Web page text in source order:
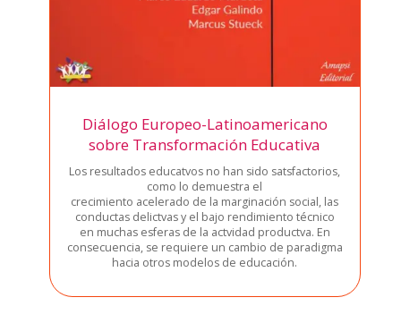
Diálogo Europeo-Latinoamericano
sobre Transformación Educativa
Los resul­ta­dos edu­cat­vos no han sido sats­fac­to­rios,
como lo demues­tra el
cre­ci­mien­to ace­le­ra­do de la mar­gi­na­ción social, las
con­duc­tas delict­vas y el bajo ren­di­mien­to téc­ni­co
en muchas esfe­ras de la act­vi­dad pro­duct­va. En
con­se­cuen­cia, se requie­re un cam­bio de para­dig­ma
hacia otros mode­los de edu­ca­ción.